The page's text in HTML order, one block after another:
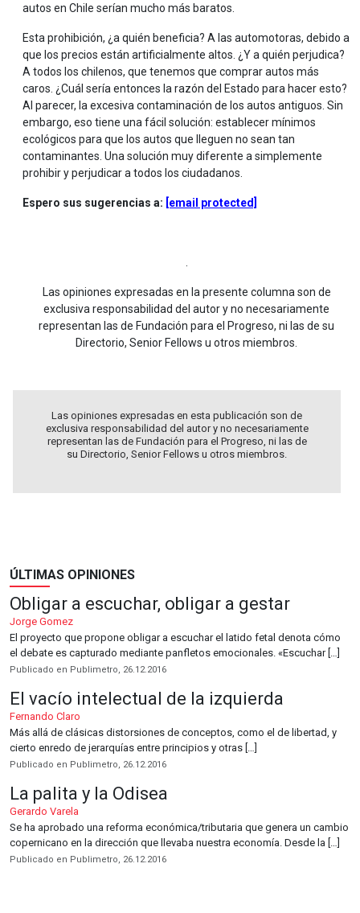
autos en Chile serían mucho más baratos.
Esta prohibición, ¿a quién beneficia? A las automotoras, debido a
que los precios están artificialmente altos. ¿Y a quién perjudica?
A todos los chilenos, que tenemos que comprar autos más
caros. ¿Cuál sería entonces la razón del Estado para hacer esto?
Al parecer, la excesiva contaminación de los autos antiguos. Sin
embargo, eso tiene una fácil solución: establecer mínimos
ecológicos para que los autos que lleguen no sean tan
contaminantes. Una solución muy diferente a simplemente
prohibir y perjudicar a todos los ciudadanos.
Espero sus sugerencias a: [email protected]
.
Las opiniones expresadas en la presente columna son de
exclusiva responsabilidad del autor y no necesariamente
representan las de Fundación para el Progreso, ni las de su
Directorio, Senior Fellows u otros miembros.
Las opiniones expresadas en esta publicación son de
exclusiva responsabilidad del autor y no necesariamente
representan las de Fundación para el Progreso, ni las de
su Directorio, Senior Fellows u otros miembros.
ÚLTIMAS OPINIONES
Obligar a escuchar, obligar a gestar
Jorge Gomez
El proyecto que propone obligar a escuchar el latido fetal denota cómo
el debate es capturado mediante panfletos emocionales. «Escuchar […]
Publicado en Publimetro, 26.12.2016
El vacío intelectual de la izquierda
Fernando Claro
Más allá de clásicas distorsiones de conceptos, como el de libertad, y
cierto enredo de jerarquías entre principios y otras […]
Publicado en Publimetro, 26.12.2016
La palita y la Odisea
Gerardo Varela
Se ha aprobado una reforma económica/tributaria que genera un cambio
copernicano en la dirección que llevaba nuestra economía. Desde la […]
Publicado en Publimetro, 26.12.2016